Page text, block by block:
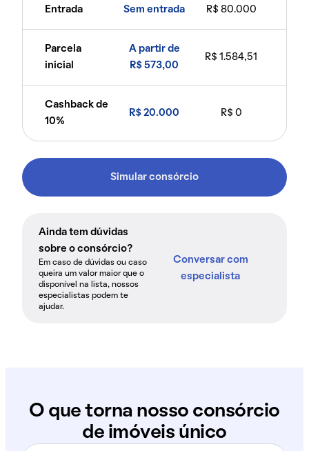
Entrada Sem entrada R$ 80.000
Parcela
inicial
A partir de
R$ 573,00
R$ 1.584,51
Cashback de
10%
R$ 20.000 R$ 0
Simular consórcio
Ainda tem dúvidas
sobre o consórcio?
Em caso de dúvidas ou caso
queira um valor maior que o
disponível na lista, nossos
especialistas podem te
ajudar.
Conversar com
especialista
O que torna nosso consórcio
de imóveis único